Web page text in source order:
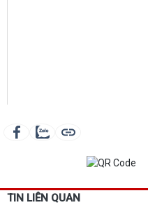
TIN LIÊN QUAN